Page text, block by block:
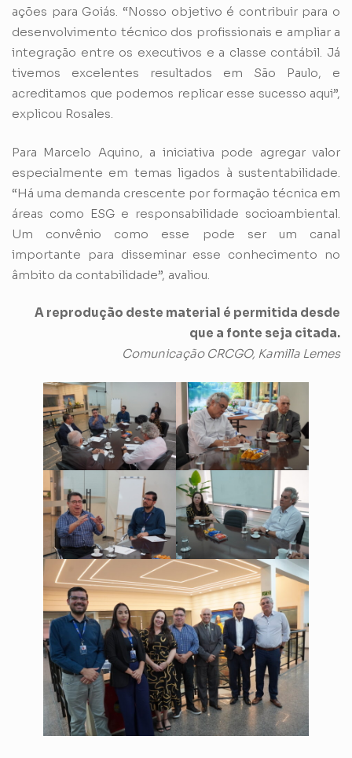
ações para Goiás. “Nosso objetivo é contribuir para o
desenvolvimento técnico dos profissionais e ampliar a
integração entre os executivos e a classe contábil. Já
tivemos excelentes resultados em São Paulo, e
acreditamos que podemos replicar esse sucesso aqui”,
explicou Rosales.
Para Marcelo Aquino, a iniciativa pode agregar valor
especialmente em temas ligados à sustentabilidade.
“Há uma demanda crescente por formação técnica em
áreas como ESG e responsabilidade socioambiental.
Um convênio como esse pode ser um canal
importante para disseminar esse conhecimento no
âmbito da contabilidade”, avaliou.
A reprodução deste material é permitida desde
que a fonte seja citada.
Comunicação CRCGO, Kamilla Lemes